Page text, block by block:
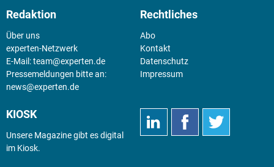
Redaktion
Über uns
experten-Netzwerk
E-Mail:team@experten.de
Pressemeldungen bitte an:
news@experten.de
Rechtliches
Abo
Kontakt
Datenschutz
Impressum
KIOSK
Unsere Magazine gibt es digital
im Kiosk.